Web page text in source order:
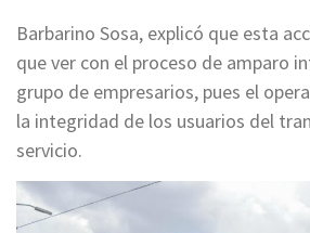
Barbarino Sosa, explicó que esta
que ver con el proceso de amparo
grupo de empresarios, pues el
la integridad de los usuarios del
servicio.